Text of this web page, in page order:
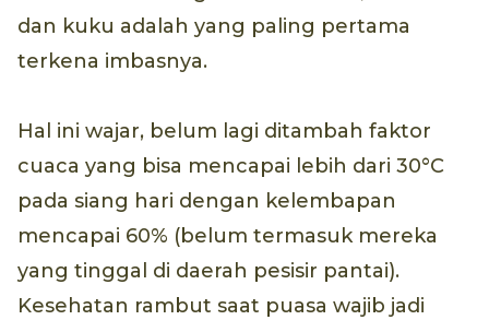
dan kuku adalah yang paling pertama
terkena imbasnya.
Hal ini wajar, belum lagi ditambah faktor
cuaca yang bisa mencapai lebih dari 30°C
pada siang hari dengan kelembapan
mencapai 60% (belum termasuk mereka
yang tinggal di daerah pesisir pantai).
Kesehatan rambut saat puasa wajib jadi